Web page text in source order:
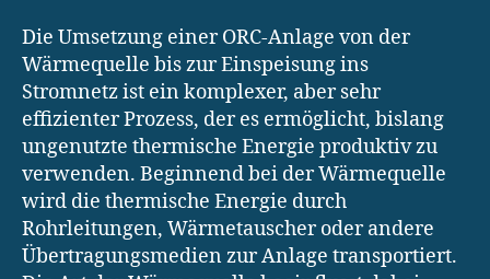
Die Umsetzung einer ORC-Anlage von der
Wärmequelle bis zur Einspeisung ins
Stromnetz ist ein komplexer, aber sehr
effizienter Prozess, der es ermöglicht, bislang
ungenutzte thermische Energie produktiv zu
verwenden. Beginnend bei der Wärmequelle
wird die thermische Energie durch
Rohrleitungen, Wärmetauscher oder andere
Übertragungsmedien zur Anlage transportiert.